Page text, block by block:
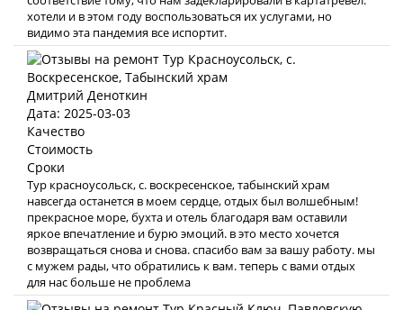
хотели и в этом году воспользоваться их услугами, но
видимо эта пандемия все испортит.
Дмитрий Деноткин
Дата: 2025-03-03
Качество
Стоимость
Сроки
Тур красноусольск, с. воскресенское, табынский храм
навсегда останется в моем сердце, отдых был волшебным!
прекрасное море, бухта и отель благодаря вам оставили
яркое впечатление и бурю эмоций. в это место хочется
возвращаться снова и снова. спасибо вам за вашу работу. мы
с мужем рады, что обратились к вам. теперь с вами отдых
для нас больше не проблема